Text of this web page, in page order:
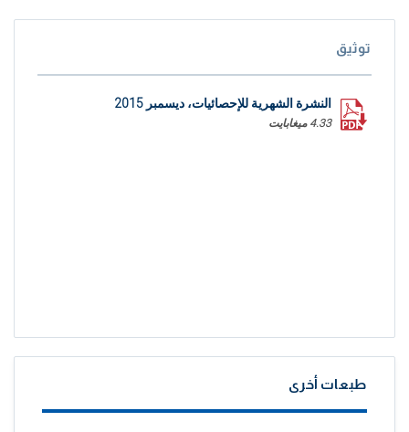
توثيق
النشرة الشهرية للإحصائيات، ديسمبر 2015
4.33 ميغابايت
طبعات أخرى